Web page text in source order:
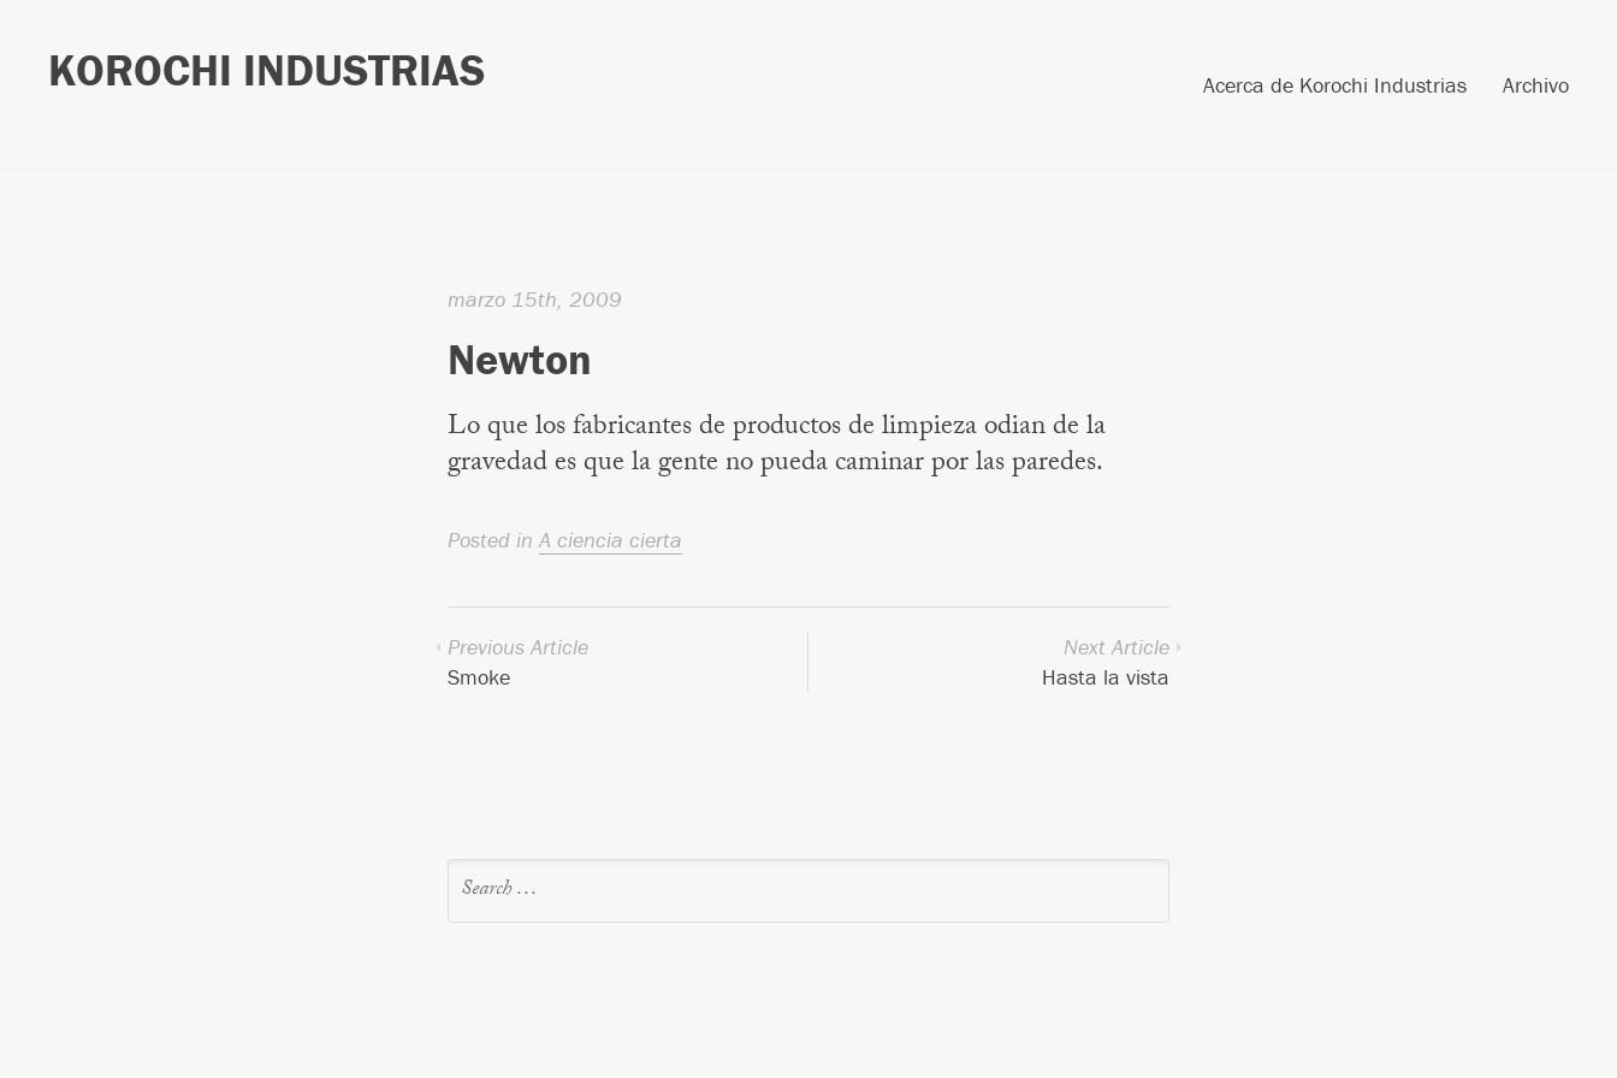
KOROCHI INDUSTRIAS Acerca de Korochi Industrias Archivo
marzo 15th, 2009
Newton
Lo que los fabricantes de productos de limpieza odian de la
gravedad es que la gente no pueda caminar por las paredes.
Posted in A ciencia cierta
Previous Article
Smoke
Next Article
Hasta la vista